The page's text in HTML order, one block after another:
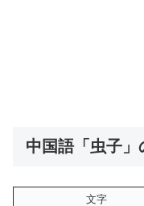
中国語「虫子
文字